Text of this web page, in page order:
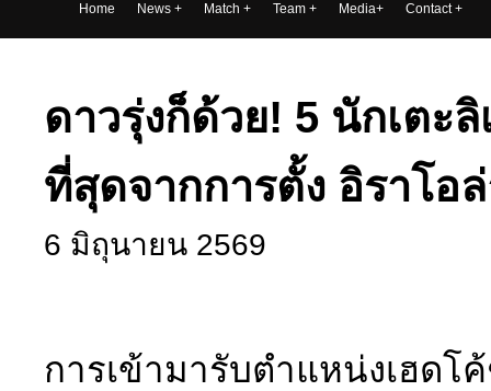
Home News + Match + Team + Media+ Contact+
ดาวรุ่งก็ด้วย! 5 นักเตะ
ที่สุดจากการตั้ง อิราโอ
6 มิถุนายน 2569
การเข้ามารับตำแหน่งเฮด